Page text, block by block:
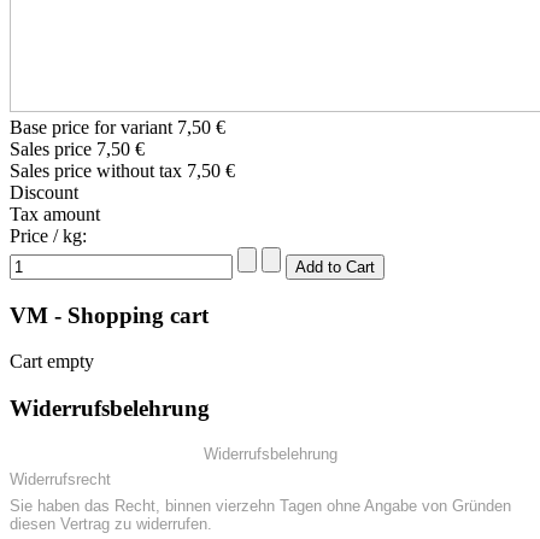
Base price for variant 7,50 €
Sales price 7,50 €
Sales price without tax 7,50 €
Discount
Tax amount
Price / kg:
VM - Shopping cart
Cart empty
Widerrufsbelehrung
Widerrufsbelehrung
Widerrufsrecht
Sie haben das Recht, binnen vierzehn Tagen ohne Angabe von Gründen
diesen Vertrag zu widerrufen.